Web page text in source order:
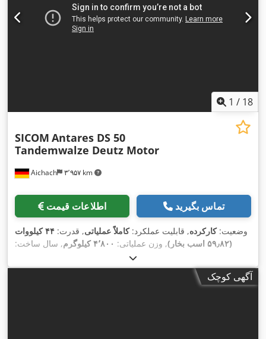
1 / 18
Aichach ۳٬۹۵۷ km
SICOM Antares DS 50
Tandemwalze Deutz Motor
اطلاعات قیمت تماس بگیرید
وضعیت:کارکرده, قابلیت عملکرد:کاملاً عملیاتی, قدرت:
۴۴ کیلووات
(۵۹٫۸۲ اسب بخار)
, وزن عملیاتی: ۴٬۸۰۰ کیلوگرم
, سال ساخت:
آگهی کوچک